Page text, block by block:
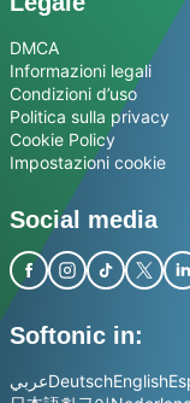
DMCA
Informazioni legali
Condizioni d’uso
Politica sulla privacy
Cookie Policy
Impostazioni cookie
Social media
Softonic in:
عربيDeutschEnglish